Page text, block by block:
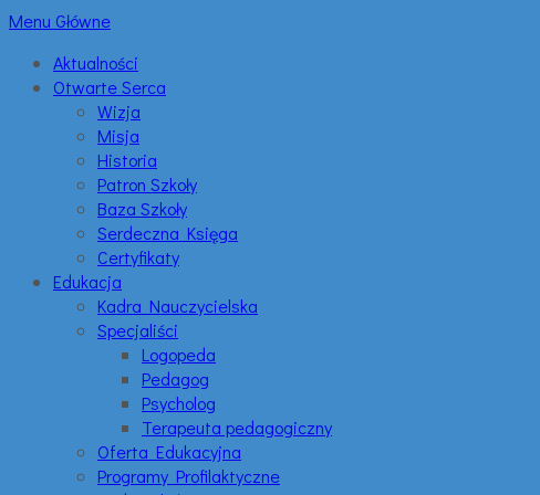
Menu Główne
Aktualności
Otwarte Serca
Wizja
Misja
Historia
Patron Szkoły
Baza Szkoły
Serdeczna Księga
Certyfikaty
Edukacja
Kadra Nauczycielska
Specjaliści
Logopeda
Pedagog
Psycholog
Terapeuta pedagogiczny
Oferta Edukacyjna
Programy Profilaktyczne